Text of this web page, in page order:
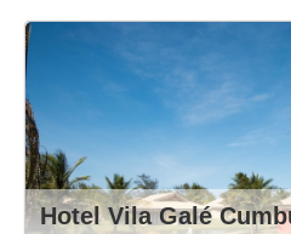
Hotel Vila Galé